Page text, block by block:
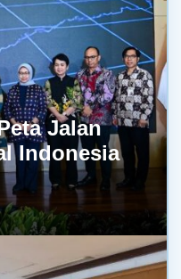
Jalan
Indonesia